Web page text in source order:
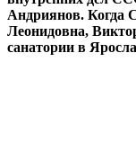
Андриянов. Когда
Леонидовна,
санатории в